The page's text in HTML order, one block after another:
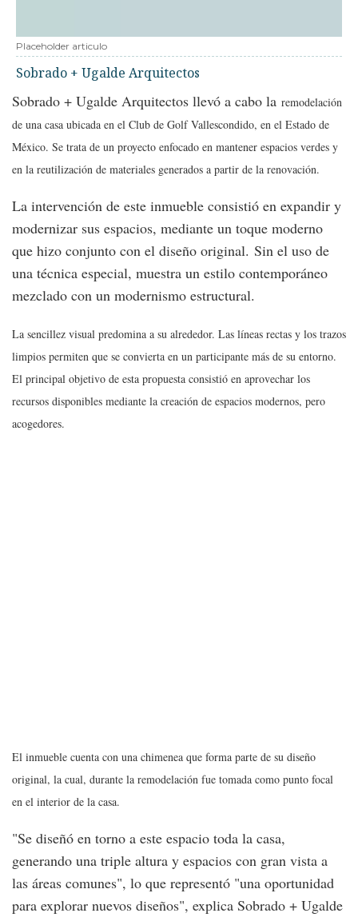
Placeholder articulo
Sobrado + Ugalde Arquitectos
Sobrado + Ugalde Arquitectos llevó a cabo la remodelación
de una casa ubicada en el Club de Golf Vallescondido, en el Estado de
México. Se trata de un proyecto enfocado en mantener espacios verdes y
en la reutilización de materiales generados a partir de la renovación.
La intervención de este inmueble consistió en expandir y
modernizar sus espacios, mediante un toque moderno
que hizo conjunto con el diseño original. Sin el uso de
una técnica especial, muestra un estilo contemporáneo
mezclado con un modernismo estructural.
La sencillez visual predomina a su alrededor. Las líneas rectas y los trazos
limpios permiten que se convierta en un participante más de su entorno.
El principal objetivo de esta propuesta consistió en aprovechar los
recursos disponibles mediante la creación de espacios modernos, pero
acogedores.
El inmueble cuenta con una chimenea que forma parte de su diseño
original, la cual, durante la remodelación fue tomada como punto focal
en el interior de la casa.
"Se diseñó en torno a este espacio toda la casa,
generando una triple altura y espacios con gran vista a
las áreas comunes", lo que representó "una oportunidad
para explorar nuevos diseños", explica Sobrado + Ugalde